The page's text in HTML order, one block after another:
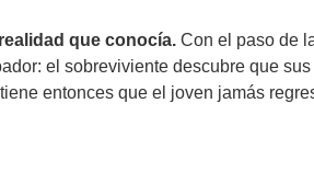
que conocía. Con el paso de
el sobreviviente descubre que
entonces que el joven jamás